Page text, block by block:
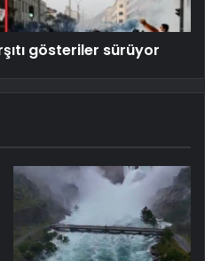
gösteriler sürüyor